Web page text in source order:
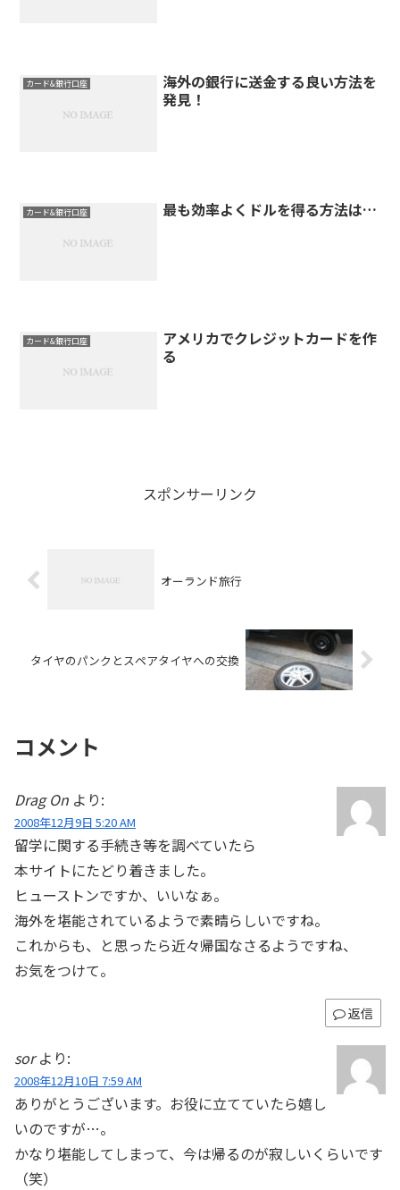
カード&銀行口座
海外の銀行に送金する良い方法を
発見！
カード&銀行口座 最も効率よくドルを得る方法は…
カード&銀行口座
アメリカでクレジットカードを作
る
スポンサーリンク
オーランド旅行
タイヤのパンクとスペアタイヤへの交換
コメント
Drag On より:
2008年12月9日 5:20 AM
留学に関する手続き等を調べていたら
本サイトにたどり着きました。
ヒューストンですか、いいなぁ。
海外を堪能されているようで素晴らしいですね。
これからも、と思ったら近々帰国なさるようですね、
お気をつけて。
返信
sor より:
2008年12月10日 7:59 AM
ありがとうございます。お役に立てていたら嬉し
いのですが…。
かなり堪能してしまって、今は帰るのが寂しいくらいです
（笑）